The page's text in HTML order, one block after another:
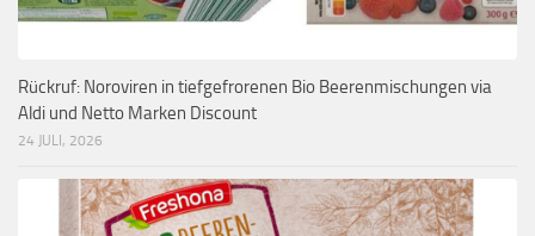
Rückruf: Noroviren in tiefgefrorenen Bio Beerenmischungen via
Aldi und Netto Marken Discount
24 JULI, 2026